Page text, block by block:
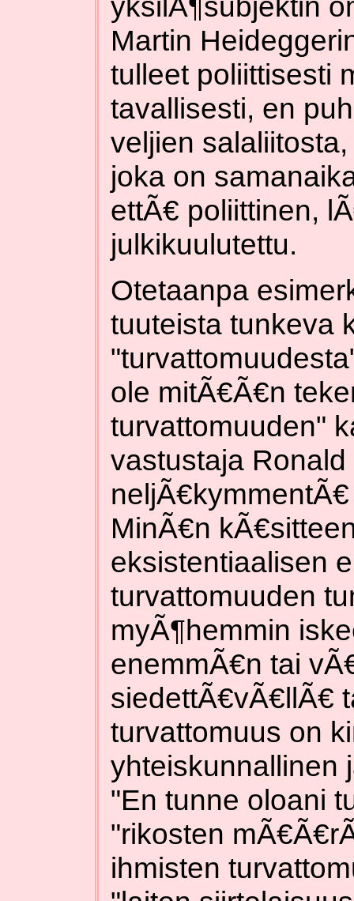
Martin
tulleet poliittisesti
tavallisesti, en
veljien
joka on
ettÃ€ poliittinen,
julkikuulutettu.
Otetaanpa
tuuteista tunkeva
ole mitÃ€Ã€n
turvattomuuden"
vastustaja
MinÃ€n
eksistentiaalisen
turvattomuuden
myÃ¶hemmin
enemmÃ€n tai
siedettÃ€vÃ€llÃ€
turvattomuus on
yhteiskunnallinen
"En tunne oloani
"rikosten
ihmisten